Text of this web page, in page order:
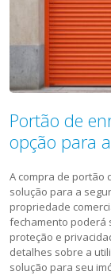
Portão de
opção para
A compra de portão
solução para a
propriedade
fechamento poderá
proteção e
detalhes sobre a
solução para seu